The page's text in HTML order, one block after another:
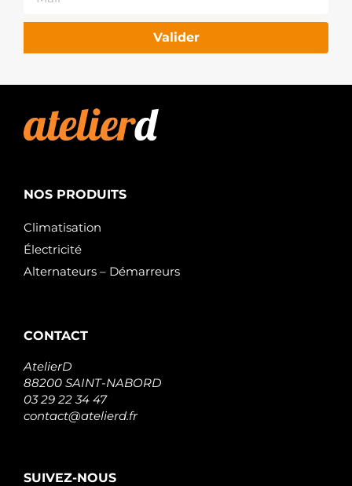
Valider
NOS PRODUITS
Climatisation
Électricité
Alternateurs – Démarreurs
CONTACT
AtelierD
88200 SAINT-NABORD
03 29 22 34 47
contact@atelierd.fr
SUIVEZ-NOUS